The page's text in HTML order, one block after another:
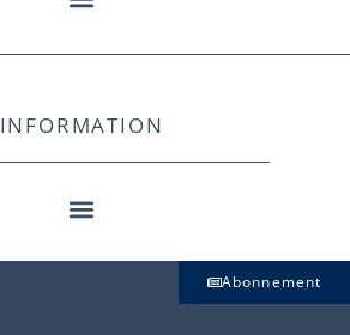
INFORMATION
Abonnement